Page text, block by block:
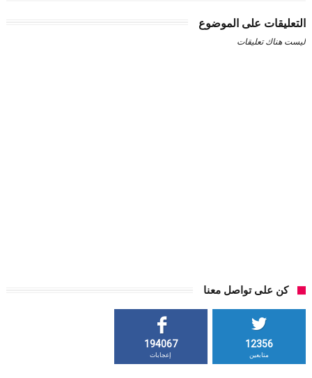
التعليقات على الموضوع
ليست هناك تعليقات
كن على تواصل معنا
12356
متابعين
194067
إعجابات